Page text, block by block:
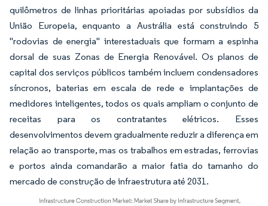
quilômetros de linhas prioritárias apoiadas por subsídios da
União Europeia, enquanto a Austrália está construindo 5
"rodovias de energia" interestaduais que formam a espinha
dorsal de suas Zonas de Energia Renovável. Os planos de
capital dos serviços públicos também incluem condensadores
síncronos, baterias em escala de rede e implantações de
medidores inteligentes, todos os quais ampliam o conjunto de
receitas para os contratantes elétricos. Esses
desenvolvimentos devem gradualmente reduzir a diferença em
relação ao transporte, mas os trabalhos em estradas, ferrovias
e portos ainda comandarão a maior fatia do tamanho do
mercado de construção de infraestrutura até 2031.